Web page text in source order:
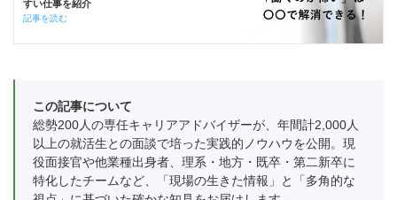
すい仕事を紹介
記事を読む
この記事について
総勢200人の専任キャリアアドバイザーが、年間計2,000人
以上の就活生との面談で培った実践的ノウハウを公開。現
役面接官や他業種出身者、理系・地方・既卒・第二新卒に
特化したチームなど、「現場の生きた情報」と「多角的な